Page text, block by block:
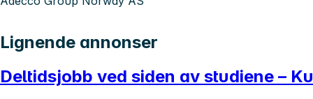
Lignende annonser
Deltidsjobb ved siden av studiene –